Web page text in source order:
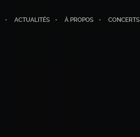
ACTUALITÉS À PROPOS CONCERTS